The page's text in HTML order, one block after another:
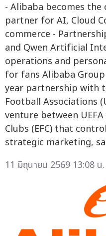
- Alibaba becomes
partner for AI, Cloud
commerce -
and Qwen Artificial
operations and
for fans Alibaba
year partnership with
Football Associations
venture between
Clubs (EFC) that
strategic marketing,
11 มิถุนายน 2569 13:08 น.